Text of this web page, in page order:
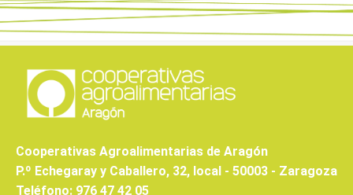
Cooperativas Agroalimentarias de Aragón
P.º Echegaray y Caballero, 32, local - 50003 - Zaragoza
Teléfono: 976 47 42 05